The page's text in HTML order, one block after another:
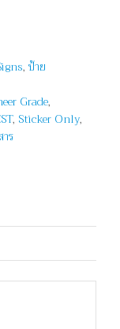
, ป้าย
Grade,
, Sticker Only,
ร